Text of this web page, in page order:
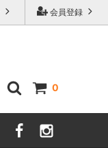
会員登録
0